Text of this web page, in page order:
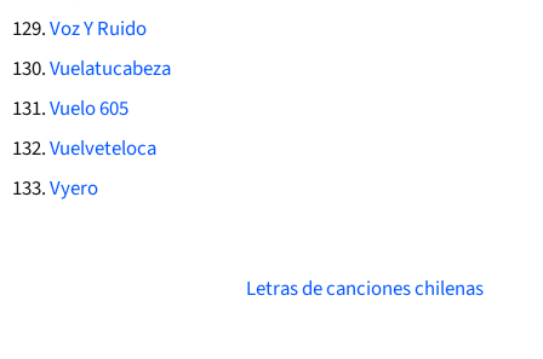
Voz Y Ruido
Vuelatucabeza
Vuelo 605
Vuelveteloca
Vyero
Letras de canciones chilenas